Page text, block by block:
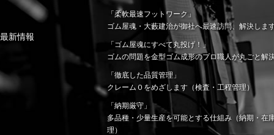
最新情報
「柔軟最速フットワーク」
ゴム屋魂・大藪建治が御社へ最速訪問、解決しま
「ゴム屋魂にすべて丸投げ！」
ゴムの問題を金型ゴム成形のプロ職人が丸ごと解
「徹底した品質管理」
クレーム０をめざします（検査・工程管理）
「納期厳守」
多品種・少量生産を可能とする仕組み（納期・在
理）